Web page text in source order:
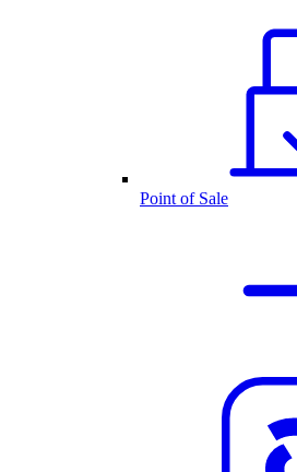
Point of Sale